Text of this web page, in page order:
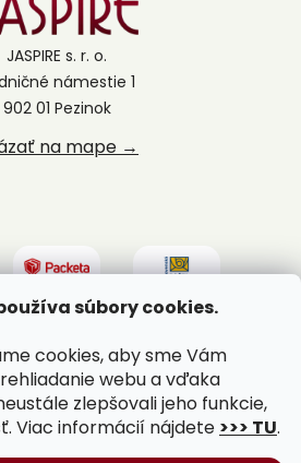
súbory cookies.
cookies, aby sme Vám
webu a vďaka
zlepšovali jeho funkcie,
Viac informácií nájdete >>> TU.
JASPIRE s. r. o.
námestie 1
902 01 Pezinok
na mape →